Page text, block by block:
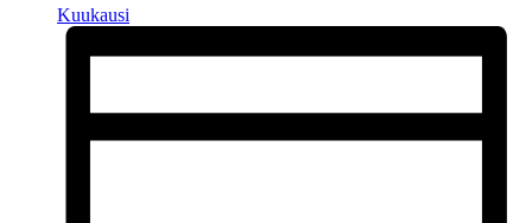
Kuukausi